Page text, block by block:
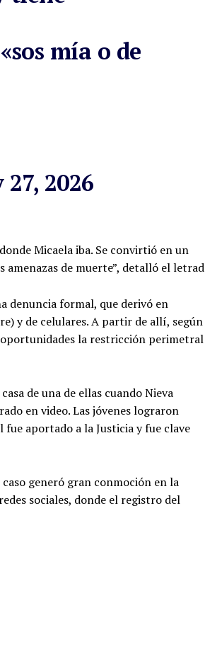
mía o de
2026
Micaela iba. Se convirtió en un
de muerte”, detalló el
denuncia formal, que derivó en
y de celulares. A partir de allí, según
la restricción perimetral
de una de ellas cuando Nieva
en video. Las jóvenes lograron
aportado a la Justicia y fue clave
generó gran conmoción en la
sociales, donde el registro del